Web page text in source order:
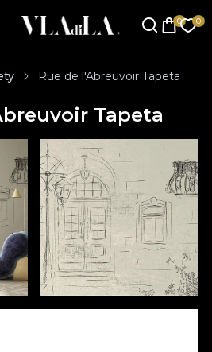
Rue de l'Abreuvoir Tapeta
Tapeta